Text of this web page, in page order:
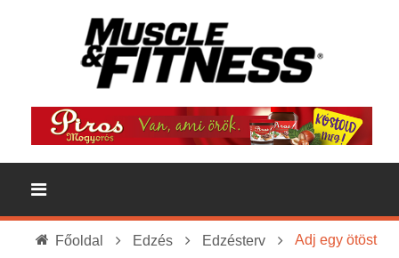
Főoldal Edzés Edzésterv Adj egy ötöst